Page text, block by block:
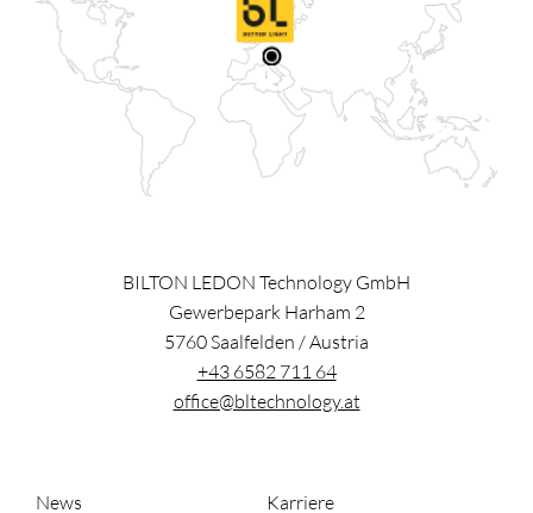
BILTON LEDON Technology GmbH
Gewerbepark Harham 2
5760Saalfelden /Austria
+43 6582 711 64
office@bltechnology.at
News Karriere